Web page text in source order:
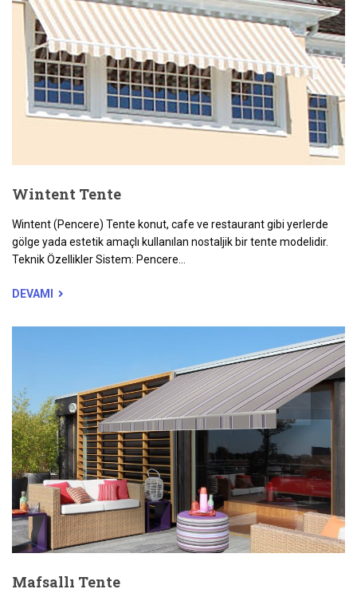
Wintent Tente
Wintent (Pencere) Tente konut, cafe ve restaurant gibi yerlerde
gölge yada estetik amaçlı kullanılan nostaljik bir tente modelidir.
Teknik Özellikler Sistem: Pencere...
DEVAMI
Mafsallı Tente